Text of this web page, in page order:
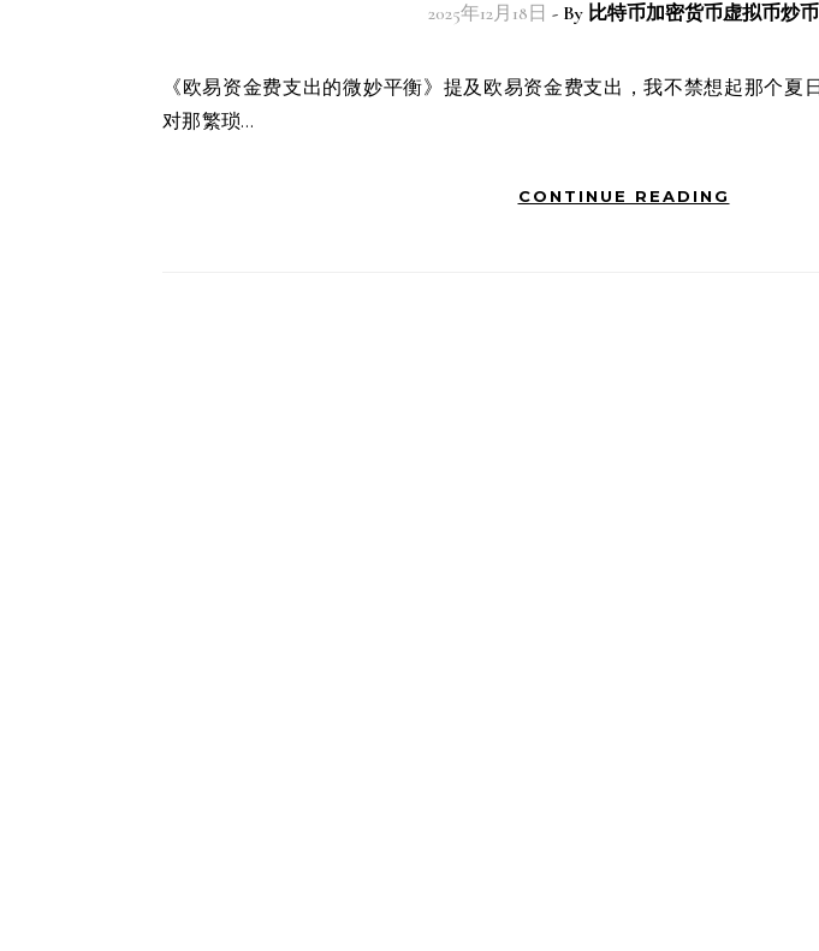
2025年12月18日 - By 比特币加密货币虚拟币炒币
《欧易资金费支出的微妙平衡》提及欧易资金费支出，我不禁想起那个夏日午后，我站在银行柜台前，面
对那繁琐…
CONTINUE READING